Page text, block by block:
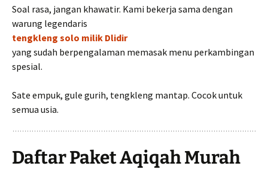
Soal rasa, jangan khawatir. Kami bekerja sama dengan
warung legendaris
tengkleng solo milik Dlidir
yang sudah berpengalaman memasak menu perkambingan
spesial.
Sate empuk, gule gurih, tengkleng mantap. Cocok untuk
semua usia.
Daftar Paket Aqiqah Murah